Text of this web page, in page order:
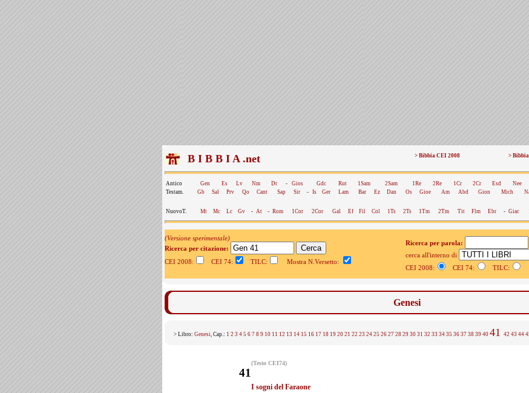
B I B B I A .net > Bibbia CEI 2008 >
Antico Gen Es Lv Nm Dt - Gios Gdc Rut 1Sam 2Sam 1Re 2Re 1Cr 2Cr Esd Nee
Testam.
Gb Sal Prv Qo Cant Sap Sir - Is Ger Lam Bar Ez Dan Os Gioe Am Abd Gion Mich
NuovoT. Mt Mc Lc Gv - At - Rom 1Cor 2Cor Gal Ef Fil Col 1Ts 2Ts 1Tm 2Tm Tit Flm Ebr - Giac
(Versione sperimentale)
Ricerca per citazione:
CEI 2008:
CEI 74: TILC: Mostra N.Versetto:
Ricerca per parola:
cerca all'interno di
CEI 2008:
CEI 74: TILC:
Genesi
> Libro: Genesi, Cap.: 1 2 3 4 5 6 7 8 9 10 11 12 13 14 15 16 17 18 19 20 21 22 23 24 25 26 27 28 29 30 31 32 33 34 35 36 37 38 39 40 41 42 43 44
(Testo CEI74)
41
I sogni del Faraone